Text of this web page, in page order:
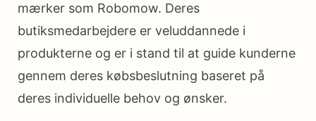
mærker som Robomow. Deres
butiksmedarbejdere er veluddannede i
produkterne og er i stand til at guide kunderne
gennem deres købsbeslutning baseret på
deres individuelle behov og ønsker.